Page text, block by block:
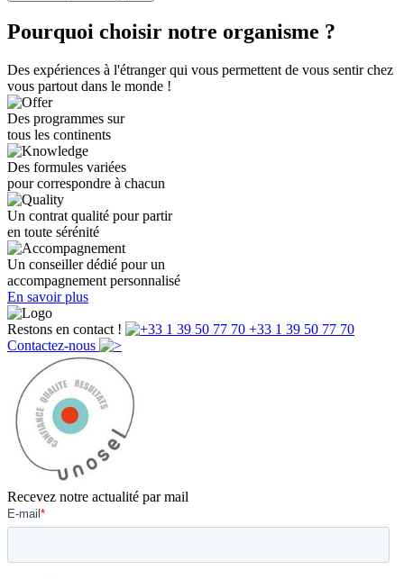
Pourquoi choisir notre organisme ?
Des expériences à l'étranger qui vous permettent de vous sentir chez
vous partout dans le monde !
Des programmes sur
tous les continents
Des formules variées
pour correspondre à chacun
Un contrat qualité pour partir
en toute sérénité
Un conseiller dédié pour un
accompagnement personnalisé
En savoir plus
Restons en contact !
+33 1 39 50 77 70
Contactez-nous
Recevez notre actualité par mail